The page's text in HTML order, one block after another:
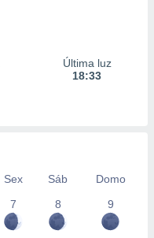
Última luz
18:33
Sex Sáb
Domo
7
8 9